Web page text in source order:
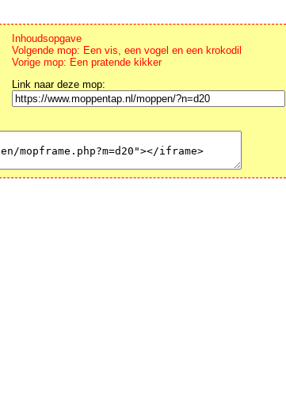
Inhoudsopgave
Volgende mop: Een vis, een vogel en een krokodil
Vorige mop: Een pratende kikker
Link naar deze mop: